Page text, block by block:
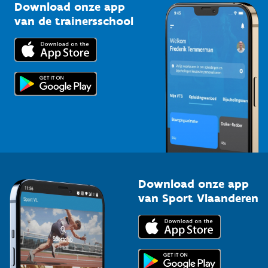
Bedrijven
Trainers en begeleiders
Topsporters
Kennisplatform
Downloads
Voor de pers
Download onze app
van de trainersschool
Download onze app
van Sport Vlaanderen